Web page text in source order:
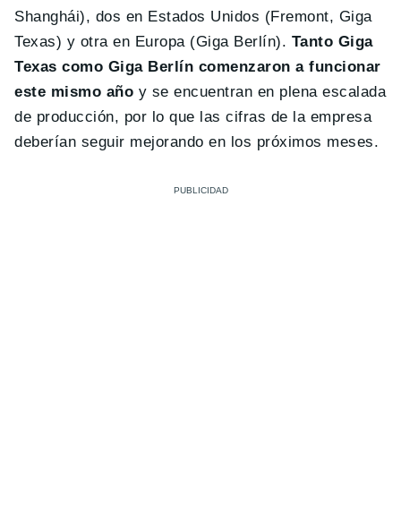
Shanghái), dos en Estados Unidos (Fremont, Giga
Texas) y otra en Europa (Giga Berlín). Tanto Giga
Texas como Giga Berlín comenzaron a funcionar
este mismo año y se encuentran en plena escalada
de producción, por lo que las cifras de la empresa
deberían seguir mejorando en los próximos meses.